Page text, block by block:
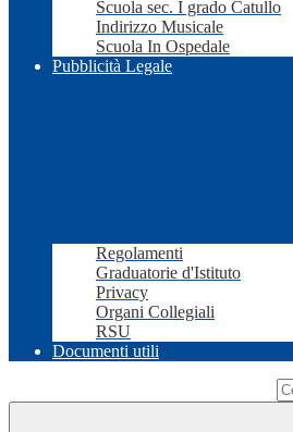
Scuola sec. I grado Catullo
Indirizzo Musicale
Scuola In Ospedale
Pubblicità Legale
Regolamenti
Graduatorie d'Istituto
Privacy
Organi Collegiali
RSU
Documenti utili